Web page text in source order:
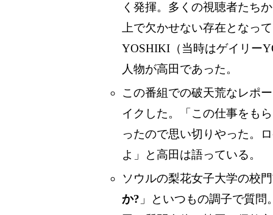
く発揮。多くの視聴者たち
上で欠かせない存在となっ
YOSHIKI（当時はゲイリー
人物が高田であった。
この番組での破天荒なレポ
イクした。「この仕事をも
ったので思い切りやった。
よ」と高田は語っている。
ソウルの梨花女子大学の校
か? 」といつもの調子で質